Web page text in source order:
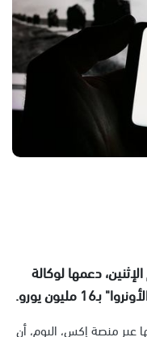
دعمها لوكالة
يورو.
عبر منصة إكس، اليوم، أن